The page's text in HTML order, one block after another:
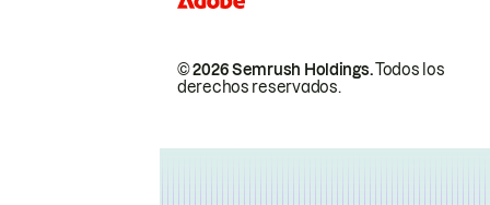
© 2026 Semrush Holdings.Todos los
derechos reservados.